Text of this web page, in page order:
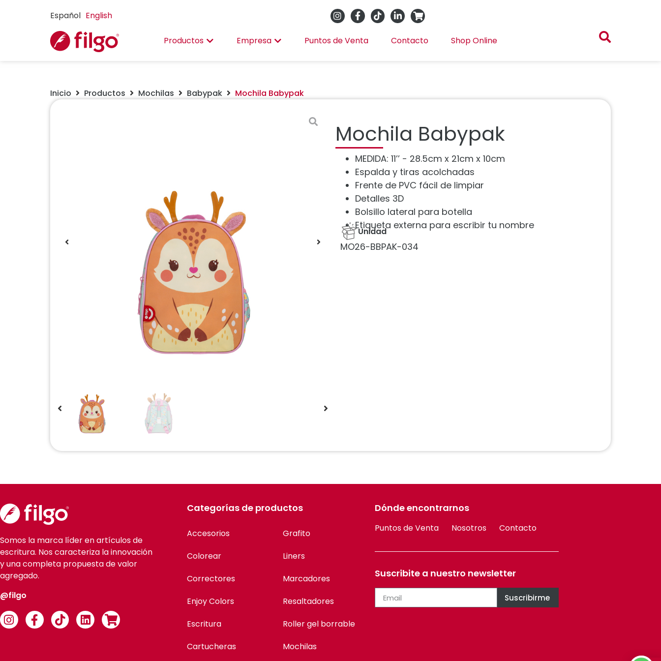
Español English
Productos Empresa Puntos de Venta Contacto Shop Online
Inicio Productos Mochilas Babypak Mochila Babypak
Mochila Babypak
MEDIDA: 11’’ - 28.5cm x 21cm x 10cm
Espalda y tiras acolchadas
Frente de PVC fácil de limpiar
Detalles 3D
Bolsillo lateral para botella
Etiqueta externa para escribir tu nombre
Unidad
MO26-BBPAK-034
Somos la marca líder en artículos de
escritura. Nos caracteriza la innovación
y una completa propuesta de valor
agregado.
@filgo
Categorías de productos
Accesorios
Colorear
Correctores
Enjoy Colors
Escritura
Cartucheras
Grafito
Liners
Marcadores
Resaltadores
Roller gel borrable
Mochilas
Dónde encontrarnos
Puntos de Venta Nosotros Contacto
Suscribite a nuestro newsletter
Suscribirme